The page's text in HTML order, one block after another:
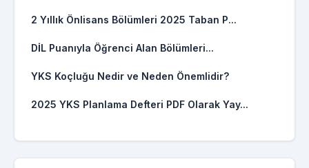
2 Yıllık Önlisans Bölümleri 2025 Taban P...
DİL Puanıyla Öğrenci Alan Bölümleri...
YKS Koçluğu Nedir ve Neden Önemlidir?
2025 YKS Planlama Defteri PDF Olarak Yay...